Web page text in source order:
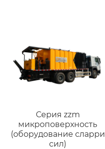
Серия zzm
микроповерхность
(оборудование сларри
сил)